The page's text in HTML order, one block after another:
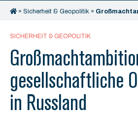
» Sicherheit & Geopolitik »
SICHERHEIT & GEOPOLITIK
gesellschaftliche
in Russland